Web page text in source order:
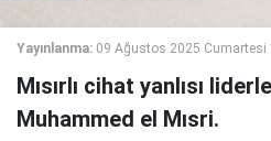
Yayınlanma: 09 Ağustos 2025 Cumartesi
Mısırlı cihat yanlısı
Muhammed el Mısri.